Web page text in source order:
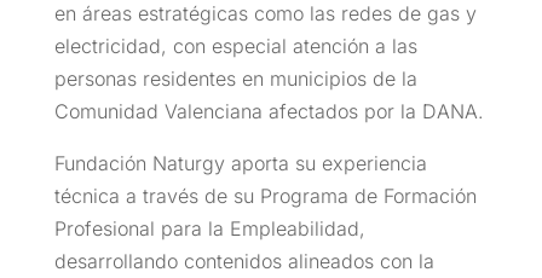
en áreas estratégicas como las redes de gas y
electricidad, con especial atención a las
personas residentes en municipios de la
Comunidad Valenciana afectados por la DANA.
Fundación Naturgy aporta su experiencia
técnica a través de su Programa de Formación
Profesional para la Empleabilidad,
desarrollando contenidos alineados con la